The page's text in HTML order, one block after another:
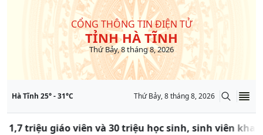
CỔNG THÔNG TIN ĐIỆN TỬ
TỈNH HÀ TĨNH
Thứ Bảy, 8 tháng 8, 2026
Hà Tĩnh 25° -31°C Thứ Bảy, 8 tháng 8, 2026
1,7 triệu giáo viên và 30 triệu học sinh, sinh viên khai